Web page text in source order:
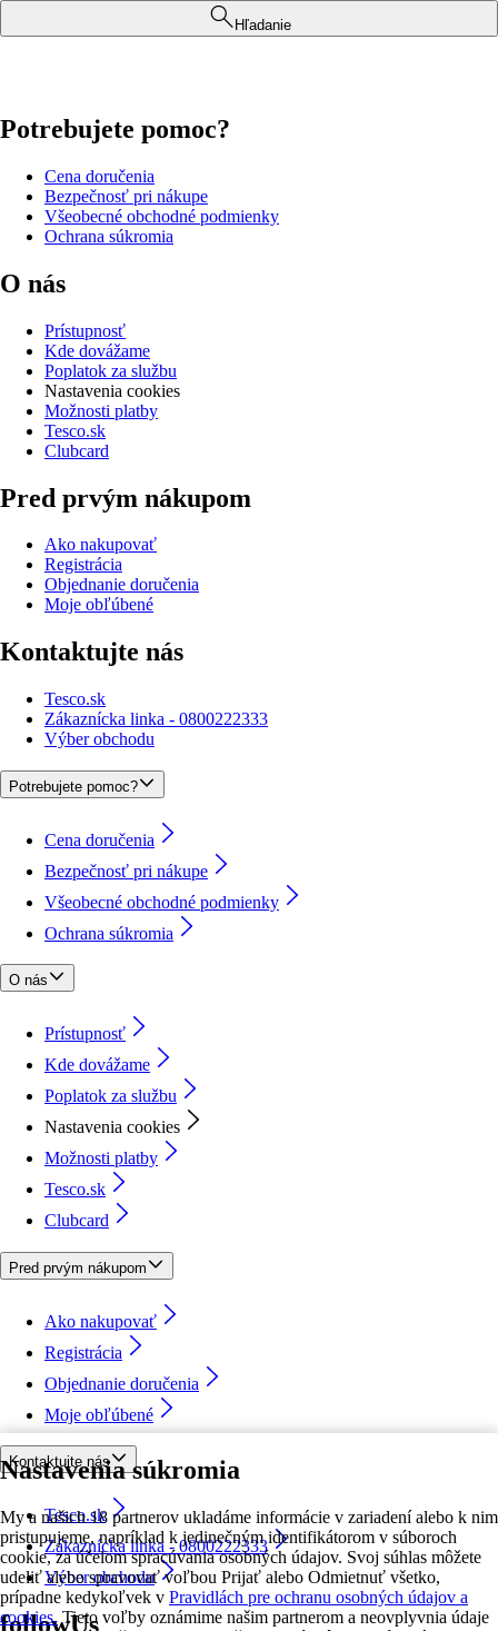
Nastavenia súkromia
My a našich 18 partnerov ukladáme informácie v zariadení alebo k nim
pristupujeme, napríklad k jedinečným identifikátorom v súboroch
cookie, za účelom spracúvania osobných údajov. Svoj súhlas môžete
udeliť alebo spravovať voľbou Prijať alebo Odmietnuť všetko,
prípadne kedykoľvek v Pravidlách pre ochranu osobných údajov a
cookies. Tieto voľby oznámime našim partnerom a neovplyvnia údaje
Hľadanie
Potrebujete pomoc?
Cena doručenia
Bezpečnosť pri nákupe
Všeobecné obchodné podmienky
Ochrana súkromia
O nás
Prístupnosť
Kde dovážame
Poplatok za službu
Nastavenia cookies
Možnosti platby
Tesco.sk
Clubcard
Pred prvým nákupom
Ako nakupovať
Registrácia
Objednanie doručenia
Moje obľúbené
Kontaktujte nás
Tesco.sk
Zákaznícka linka - 0800222333
Výber obchodu
Potrebujete pomoc?
Cena doručenia
Bezpečnosť pri nákupe
Všeobecné obchodné podmienky
Ochrana súkromia
O nás
Prístupnosť
Kde dovážame
Poplatok za službu
Nastavenia cookies
Možnosti platby
Tesco.sk
Clubcard
Pred prvým nákupom
Ako nakupovať
Registrácia
Objednanie doručenia
Moje obľúbené
Kontaktujte nás
Tesco.sk
Zákaznícka linka - 0800222333
Výber obchodu
followUs